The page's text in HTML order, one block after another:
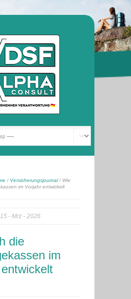
/ Versicherungsjournal/ Wie
im Vorjahr entwickelt
15 Mrz 2026
die
im